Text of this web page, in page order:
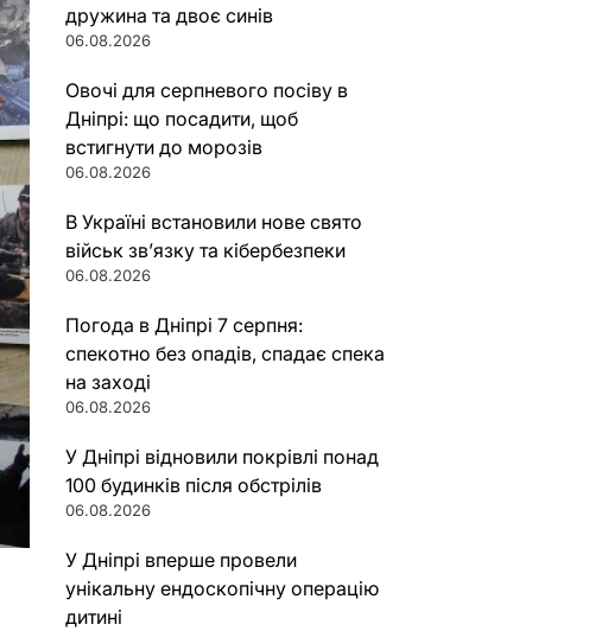
дружина та двоє синів
06.08.2026
Овочі для серпневого посіву в
Дніпрі: що посадити, щоб
встигнути до морозів
06.08.2026
В Україні встановили нове свято
військ зв’язку та кібербезпеки
06.08.2026
Погода в Дніпрі 7 серпня:
спекотно без опадів, спадає спека
на заході
06.08.2026
У Дніпрі відновили покрівлі понад
100 будинків після обстрілів
06.08.2026
У Дніпрі вперше провели
унікальну ендоскопічну операцію
дитині